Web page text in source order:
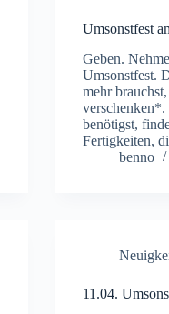
Umsonstfest
Geben.
Umsonstfest.
mehr
benötigst,
Fertigkeiten,
benno
11.04.